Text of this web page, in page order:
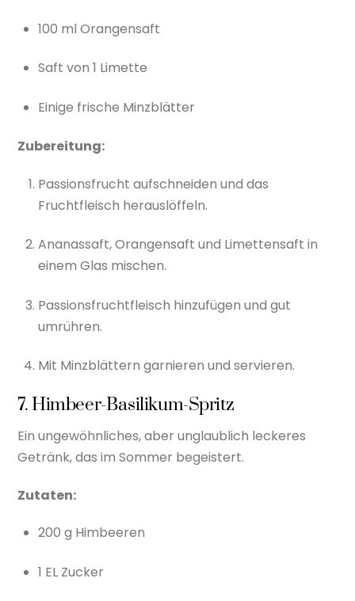
100 ml Orangensaft
Saft von 1 Limette
Einige frische Minzblätter
Zubereitung:
Passionsfrucht aufschneiden und das
Fruchtfleisch herauslöffeln.
Ananassaft, Orangensaft und Limettensaft in
einem Glas mischen.
Passionsfruchtfleisch hinzufügen und gut
umrühren.
Mit Minzblättern garnieren und servieren.
7. Himbeer-Basilikum-Spritz
Ein ungewöhnliches, aber unglaublich leckeres
Getränk, das im Sommer begeistert.
Zutaten:
200 g Himbeeren
1 EL Zucker